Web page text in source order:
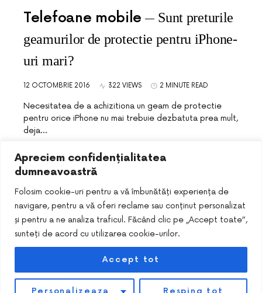
Apreciem confidențialitatea
dumneavoastră
Folosim cookie-uri pentru a vă îmbunătăți experiența de
navigare, pentru a vă oferi reclame sau conținut personalizat
și pentru a ne analiza traficul. Făcând clic pe „Accept toate”,
sunteți de acord cu utilizarea cookie-urilor.
Personalizeaza Resping tot
Accept tot
Telefoane mobile
Sunt preturile
geamurilor de protectie pentru iPhone-
uri mari?
12 OCTOMBRIE 2016 322 VIEWS 2 MINUTE READ
Necesitatea de a achizitiona un geam de protectie
pentru orice iPhone nu mai trebuie dezbatuta prea mult,
deja…
DESIGNED & DEVELOPED BYSMART SEO PACK